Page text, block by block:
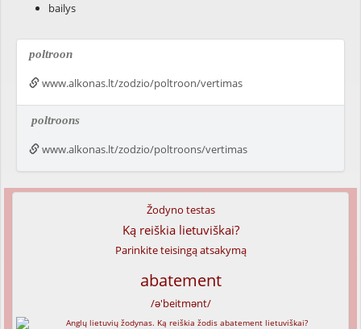
bailys
poltroon
www.alkonas.lt/zodzio/poltroon/vertimas
poltroons
www.alkonas.lt/zodzio/poltroons/vertimas
Žodyno testas
Ką reiškia lietuviškai?
Parinkite teisingą atsakymą
abatement
/ə'beitmənt/